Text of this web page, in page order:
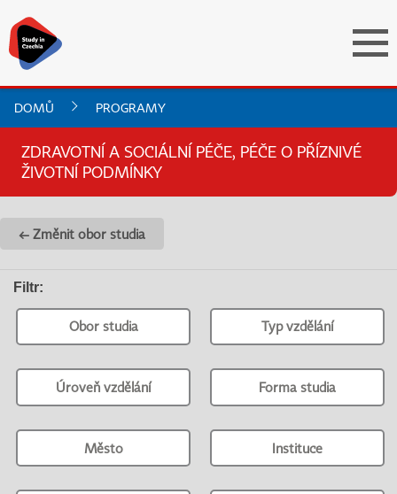
DOMŮ PROGRAMY
ZDRAVOTNÍ A SOCIÁLNÍ PÉČE, PÉČE O PŘÍZNIVÉ
ŽIVOTNÍ PODMÍNKY
← Změnit obor studia
Filtr:
Obor studia Typ vzdělání
Úroveň vzdělání Forma studia
Město Instituce